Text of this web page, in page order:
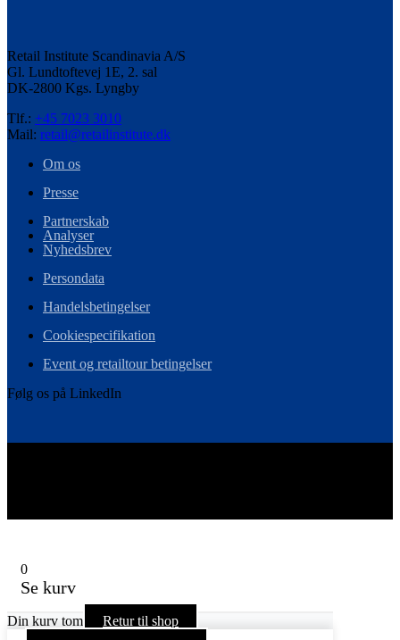
Retail Institute Scandinavia A/S
Gl. Lundtoftevej 1E, 2. sal
DK-2800 Kgs. Lyngby
Tlf.: +45 7023 3010
Mail: retail@retailinstitute.dk
Om os
Presse
Partnerskab
Analyser
Nyhedsbrev
Persondata
Handelsbetingelser
Cookiespecifikation
Event og retailtour betingelser
Følg os på LinkedIn
0
Se kurv
Din kurv tom Retur til shop